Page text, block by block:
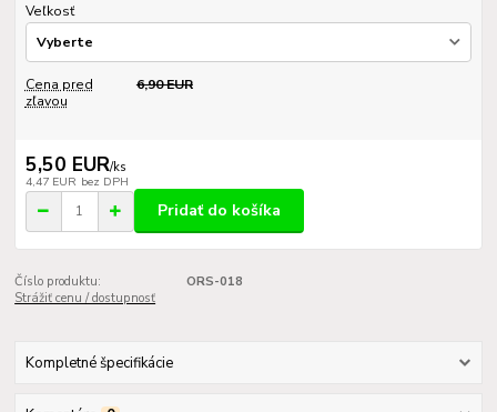
Veľkosť
Cena pred
zľavou
6,90 EUR
5,50 EUR/ks
4,47 EUR bez DPH
Pridať do košíka
Číslo produktu:
ORS-018
Strážiť cenu / dostupnosť
Kompletné špecifikácie